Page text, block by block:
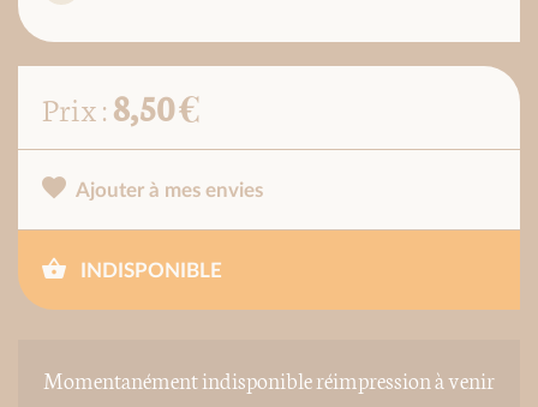
Prix :8,50 €
Ajouter à mes envies
INDISPONIBLE
Momentanément indisponible réimpression à venir